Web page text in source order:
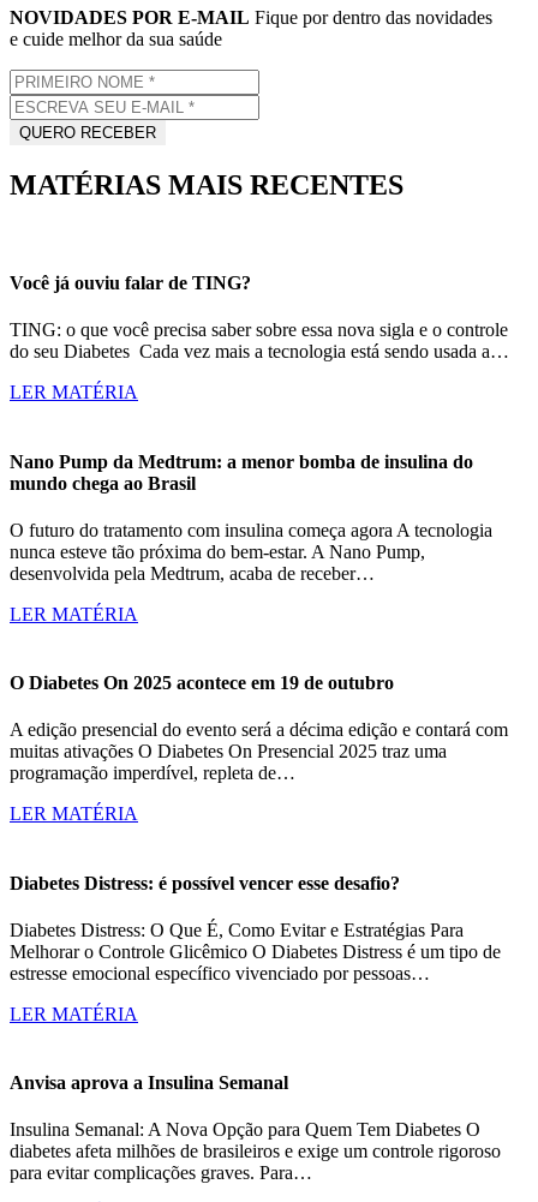
NOVIDADES POR E-MAIL Fique por dentro das novidades
e cuide melhor da sua saúde
MATÉRIAS MAIS RECENTES
Você já ouviu falar de TING?
TING: o que você precisa saber sobre essa nova sigla e o controle
do seu Diabetes Cada vez mais a tecnologia está sendo usada a…
LER MATÉRIA
Nano Pump da Medtrum: a menor bomba de insulina do
mundo chega ao Brasil
O futuro do tratamento com insulina começa agora A tecnologia
nunca esteve tão próxima do bem-estar. A Nano Pump,
desenvolvida pela Medtrum, acaba de receber…
LER MATÉRIA
O Diabetes On 2025 acontece em 19 de outubro
A edição presencial do evento será a décima edição e contará com
muitas ativações O Diabetes On Presencial 2025 traz uma
programação imperdível, repleta de…
LER MATÉRIA
Diabetes Distress: é possível vencer esse desafio?
Diabetes Distress: O Que É, Como Evitar e Estratégias Para
Melhorar o Controle Glicêmico O Diabetes Distress é um tipo de
estresse emocional específico vivenciado por pessoas…
LER MATÉRIA
Anvisa aprova a Insulina Semanal
Insulina Semanal: A Nova Opção para Quem Tem Diabetes O
diabetes afeta milhões de brasileiros e exige um controle rigoroso
para evitar complicações graves. Para…